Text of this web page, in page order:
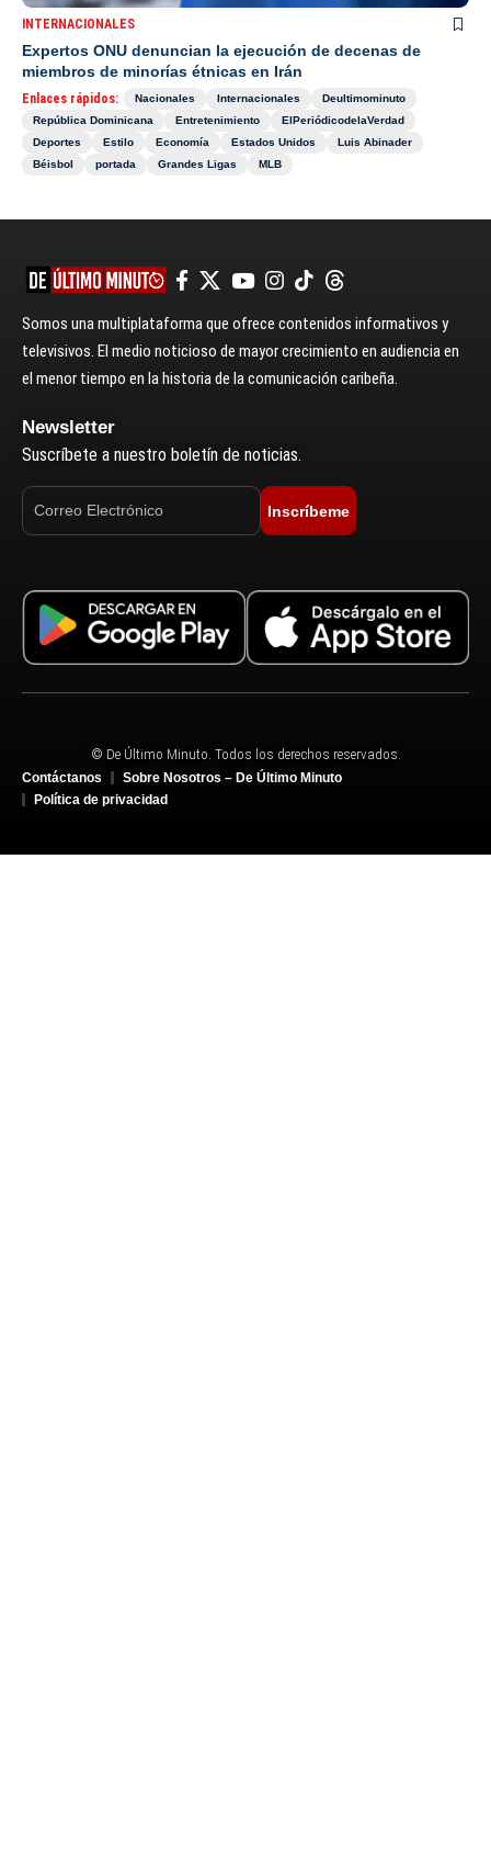
INTERNACIONALES
Expertos ONU denuncian la ejecución de decenas de
miembros de minorías étnicas en Irán
Enlaces rápidos: Nacionales Internacionales
Deultimominuto
República Dominicana
Entretenimiento
ElPeriódicodelaVerdad
Deportes
Estilo Economía Estados Unidos
Luis Abinader
Béisbol
portada Grandes Ligas MLB
Somos una multiplataforma que ofrece contenidos informativos y
televisivos. El medio noticioso de mayor crecimiento en audiencia en
el menor tiempo en la historia de la comunicación caribeña.
Newsletter
Suscríbete a nuestro boletín de noticias.
Inscríbeme
© De Último Minuto. Todos los derechos reservados.
Contáctanos
Sobre Nosotros – De Último Minuto
Política de privacidad